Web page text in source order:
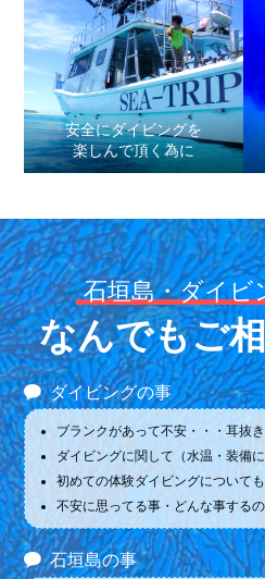
安全にダイビングを
楽しんで頂く為に
石垣島・ダイビ
なんでもご
ダイビングの事
ブランクがあって不安・・・耳抜
ダイビングに関して（水温・装備に
初めての体験ダイビングについて
不安に思ってる事・どんな事する
石垣島の事